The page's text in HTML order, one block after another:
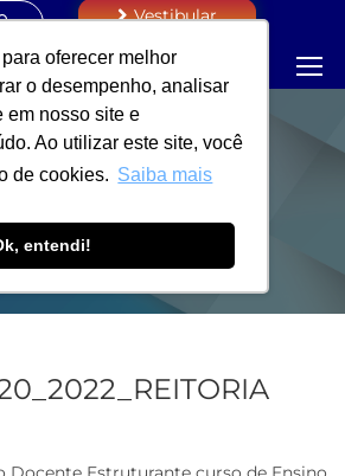
oferecer melhor
o desempenho, analisar
em nosso site e
Ao utilizar este site, você
de cookies. Saiba mais
entendi!
Vestibular
-